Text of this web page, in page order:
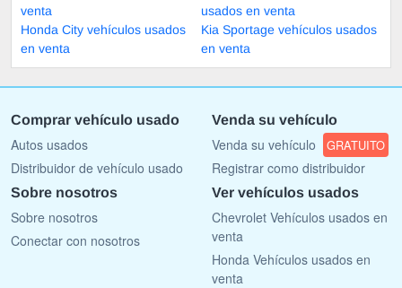
venta
usados en venta
Honda City vehículos usados
en venta
Kia Sportage vehículos usados
en venta
Comprar vehículo usado
Autos usados
Distribuidor de vehículo usado
Venda su vehículo
Venda su vehículo GRATUITO
Registrar como distribuidor
Sobre nosotros
Sobre nosotros
Conectar con nosotros
Ver vehículos usados
Chevrolet Vehículos usados en
venta
Honda Vehículos usados en
venta